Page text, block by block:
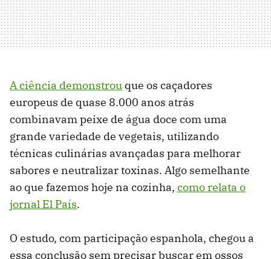
A ciência demonstrou que os caçadores
europeus de quase 8.000 anos atrás
combinavam peixe de água doce com uma
grande variedade de vegetais, utilizando
técnicas culinárias avançadas para melhorar
sabores e neutralizar toxinas. Algo semelhante
ao que fazemos hoje na cozinha, como relata o
jornal El País.
O estudo, com participação espanhola, chegou a
essa conclusão sem precisar buscar em ossos